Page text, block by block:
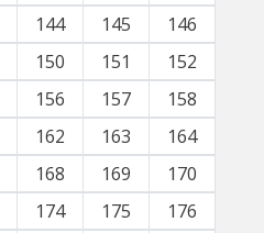
144 145
146
150 151
152
156 157
158
162 163
164
168 169
170
174 175
176